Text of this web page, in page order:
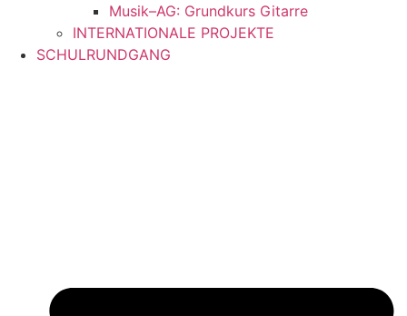
Musik–AG: Grundkurs Gitarre
INTERNATIONALE PROJEKTE
SCHULRUNDGANG